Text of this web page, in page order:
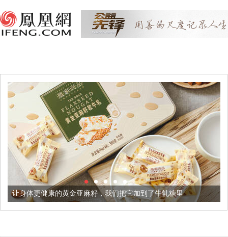
让身体更健康的黄金亚麻籽，我们把它加到了牛轧糖里